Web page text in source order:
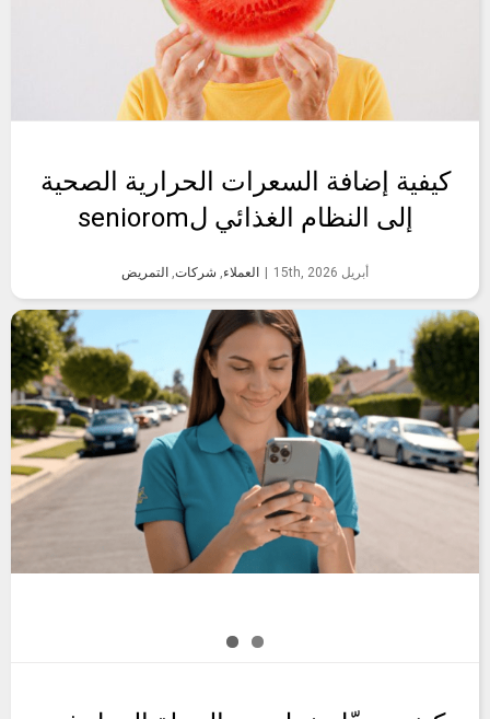
كيفية إضافة السعرات الحرارية الصحية
إلى النظام الغذائي لseniorom
أبريل 15th, 2026 العملاء, شركات, التمريض